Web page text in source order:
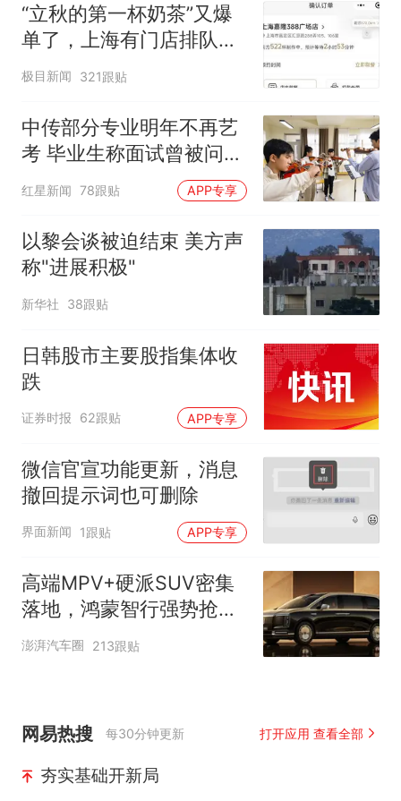
“立秋的第一杯奶茶”又爆
单了，上海有门店排队超
500杯，店员：今天奶茶
店都很忙，要等2个多小
时
极目新闻 321跟贴
中传部分专业明年不再艺
考 毕业生称面试曾被问
“如何策划晚会” 专家：遏
红星新闻 78跟贴 APP专享
以黎会谈被迫结束 美方声
称"进展积极"
新华社 38跟贴
日韩股市主要股指集体收
跌
证券时报 62跟贴 APP专享
微信官宣功能更新，消息
撤回提示词也可删除
界面新闻 1跟贴 APP专享
高端MPV+硬派SUV密集
落地，鸿蒙智行强势抢占
自主高端市场制高点
澎湃汽车圈 213跟贴
网易热搜 每30分钟更新 打开应用 查看全部
夯实基础开新局